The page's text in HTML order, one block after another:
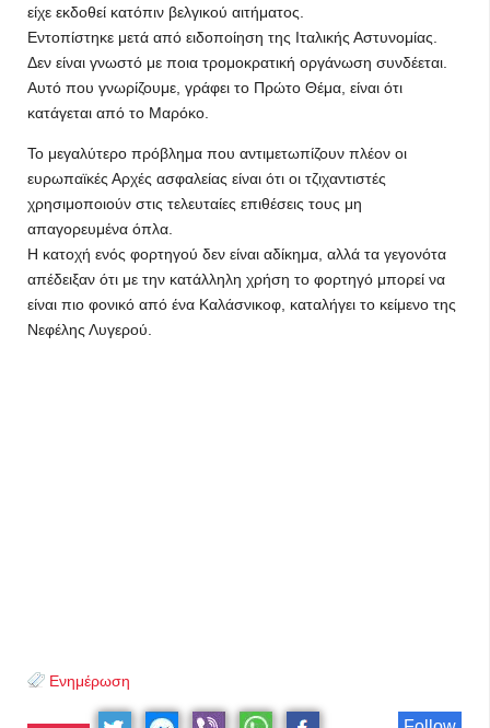
είχε εκδοθεί κατόπιν βελγικού αιτήματος.
Εντοπίστηκε μετά από ειδοποίηση της Ιταλικής Αστυνομίας.
Δεν είναι γνωστό με ποια τρομοκρατική οργάνωση συνδέεται.
Αυτό που γνωρίζουμε, γράφει το Πρώτο Θέμα, είναι ότι
κατάγεται από το Μαρόκο.
Το μεγαλύτερο πρόβλημα που αντιμετωπίζουν πλέον οι
ευρωπαϊκές Αρχές ασφαλείας είναι ότι οι τζιχαντιστές
χρησιμοποιούν στις τελευταίες επιθέσεις τους μη
απαγορευμένα όπλα.
Η κατοχή ενός φορτηγού δεν είναι αδίκημα, αλλά τα γεγονότα
απέδειξαν ότι με την κατάλληλη χρήση το φορτηγό μπορεί να
είναι πιο φονικό από ένα Καλάσνικοφ, καταλήγει το κείμενο της
Νεφέλης Λυγερού.
Ενημέρωση